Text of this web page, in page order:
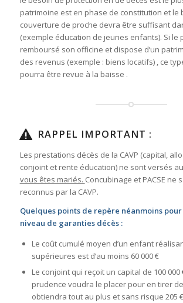
patrimoine est en phase de constitution et le
couverture de proche devra être suffisant
(exemple éducation de jeunes enfants). Si le
remboursé son officine et dispose d’un
des revenus (exemple : biens locatifs) , ce
pourra être revue à la baisse .
RAPPEL IMPORTANT :
Les prestations décès de la CAVP (capital,
conjoint et rente éducation) ne sont versés
vous êtes mariés. Concubinage et PACSE ne
reconnus par la CAVP.
Quelques points de repère néanmoins
niveau de garanties décès :
Le coût cumulé moyen d’un enfant
supérieures est d’au moins 60 000 €
Le conjoint qui reçoit un capital de 100 000
prudence voudra le placer pour en tirer
obtiendra tout au plus et sans risque 205